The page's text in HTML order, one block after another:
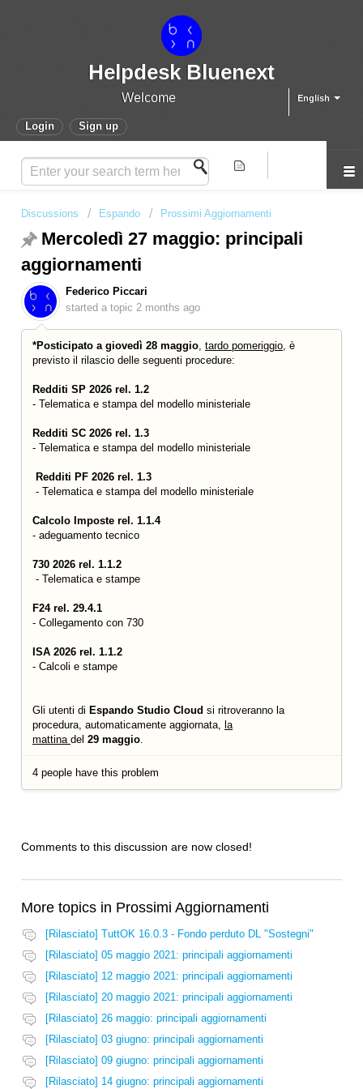
Helpdesk Bluenext
English
Welcome
Login Sign up
Discussions Espando Prossimi Aggiornamenti
Mercoledì 27 maggio: principali
aggiornamenti
Federico Piccari
started a topic 2 months ago
*Posticipato a giovedì 28 maggio tardo pomeriggio , è
previsto il rilascio delle seguenti procedure:
Redditi SP 2026 rel. 1.2
- Telematica e stampa del modello ministeriale
Redditi SC 2026 rel. 1.3
- Telematica e stampa del modello ministeriale
Redditi PF 2026 rel. 1.3
- Telematica e stampa del modello ministeriale
Calcolo Imposte rel. 1.1.4
- adeguamento tecnico
730 2026 rel. 1.1.2
- Telematica e stampe
F24 rel. 29.4.1
- Collegamento con 730
ISA 2026 rel. 1.1.2
- Calcoli e stampe
Gli utenti di Espando Studio Cloud si ritroveranno la
procedura, automaticamente aggiornata,
la
mattina del 29 maggio
4 people have this problem
Comments to this discussion are now closed!
More topics in Prossimi Aggiornamenti
[Rilasciato] TuttOK 16.0.3 - Fondo perduto DL "Sostegni"
[Rilasciato] 05 maggio 2021: principali aggiornamenti
[Rilasciato] 12 maggio 2021: principali aggiornamenti
[Rilasciato] 20 maggio 2021: principali aggiornamenti
[Rilasciato] 26 maggio: principali aggiornamenti
[Rilasciato] 03 giugno: principali aggiornamenti
[Rilasciato] 09 giugno: principali aggiornamenti
[Rilasciato] 14 giugno: principali aggiornamenti